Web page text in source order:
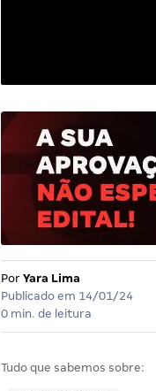
Por Yara Lima
Publicado em 14/01/24
0 min. de leitura
Tudo que sabemos sobre: